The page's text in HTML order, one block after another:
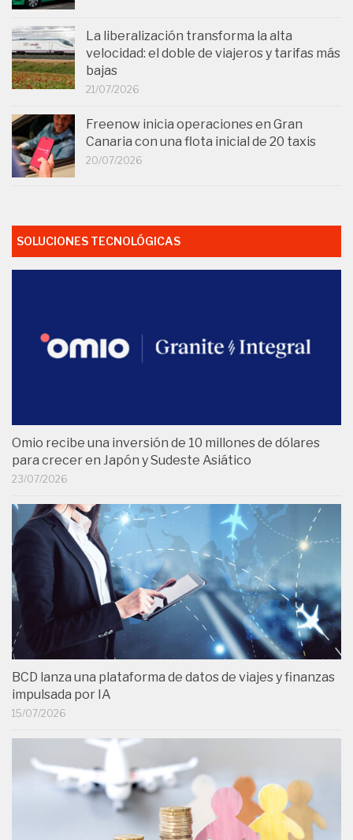
La liberalización transforma la alta
velocidad: el doble de viajeros y tarifas más
bajas
21/07/2026
Freenow inicia operaciones en Gran
Canaria con una flota inicial de 20 taxis
20/07/2026
SOLUCIONES TECNOLÓGICAS
Omio recibe una inversión de 10 millones de dólares
para crecer en Japón y Sudeste Asiático
23/07/2026
BCD lanza una plataforma de datos de viajes y finanzas
impulsada por IA
15/07/2026